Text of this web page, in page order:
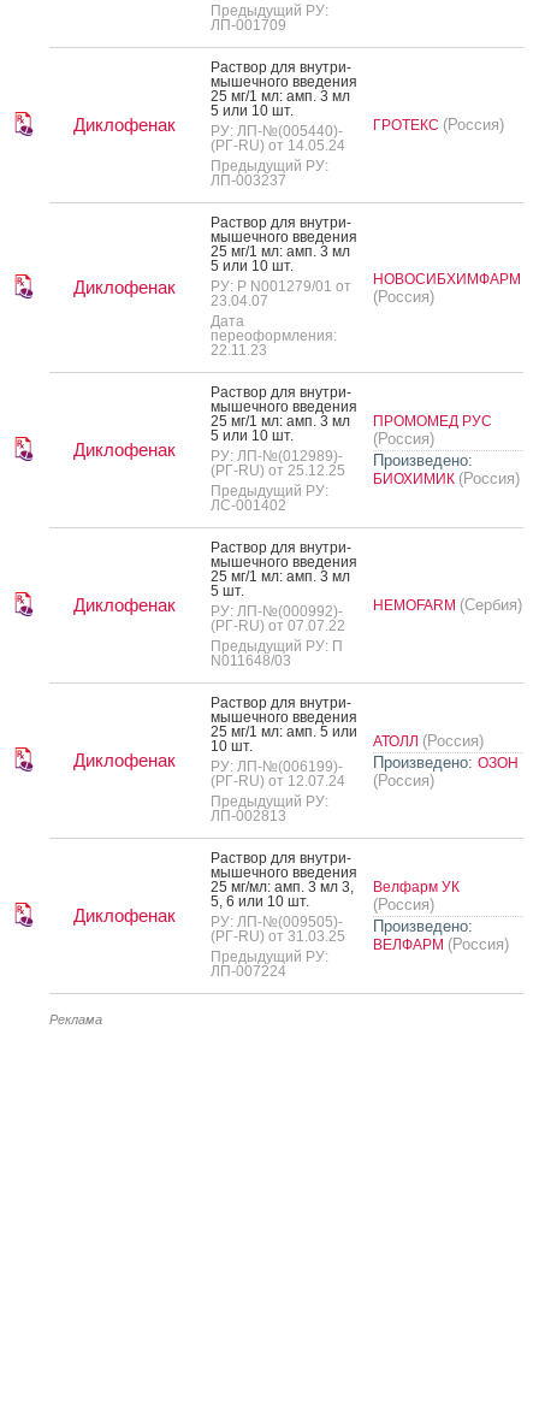
Предыдущий РУ:
ЛП-001709
Диклофенак
Рас­твор для внут­ри­
мышеч­но­го вве­дения
25 мг/1 мл: амп. 3 мл
5 или 10 шт.
РУ: ЛП-№(005440)-
(РГ-RU) от 14.05.24
Предыдущий РУ:
ЛП-003237
ГРОТЕКС (Россия)
Диклофенак
Рас­твор для внут­ри­
мышеч­но­го вве­дения
25 мг/1 мл: амп. 3 мл
5 или 10 шт.
РУ: Р N001279/01 от
23.04.07
Дата
переоформления:
22.11.23
НОВОСИБХИМФАРМ
(Россия)
Диклофенак
Рас­твор для внут­ри­
мышеч­но­го вве­дения
25 мг/1 мл: амп. 3 мл
5 или 10 шт.
РУ: ЛП-№(012989)-
(РГ-RU) от 25.12.25
Предыдущий РУ:
ЛС-001402
ПРОМОМЕД РУС
(Россия)
Произведено:
БИОХИМИК (Россия)
Диклофенак
Рас­твор для внут­ри­
мышеч­но­го вве­дения
25 мг/1 мл: амп. 3 мл
5 шт.
РУ: ЛП-№(000992)-
(РГ-RU) от 07.07.22
Предыдущий РУ: П
N011648/03
HEMOFARM (Сербия)
Диклофенак
Рас­твор для внут­ри­
мышеч­но­го вве­дения
25 мг/1 мл: амп. 5 или
10 шт.
РУ: ЛП-№(006199)-
(РГ-RU) от 12.07.24
Предыдущий РУ:
ЛП-002813
АТОЛЛ (Россия)
Произведено: ОЗОН
(Россия)
Диклофенак
Рас­твор для внут­ри­
мышеч­но­го вве­дения
25 мг/мл: амп. 3 мл 3,
5, 6 или 10 шт.
РУ: ЛП-№(009505)-
(РГ-RU) от 31.03.25
Предыдущий РУ:
ЛП-007224
Велфарм УК
(Россия)
Произведено:
ВЕЛФАРМ (Россия)
Реклама